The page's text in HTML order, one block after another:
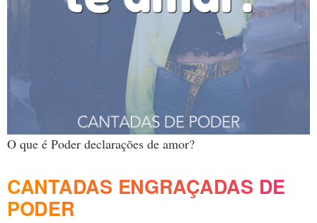
O que é Poder declarações de amor?
CANTADAS ENGRAÇADAS DE
PODER